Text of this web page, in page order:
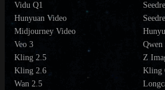
Vidu Q1
Hunyuan Video
Midjourney Video
Veo 3
Kling 2.5
Kling 2.6
Wan 2.5
Qwen
Z
Kling